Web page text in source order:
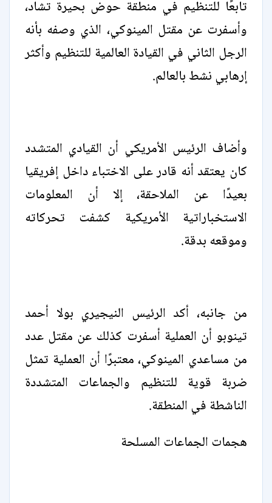
تابعًا للتنظيم في منطقة حوض بحيرة تشاد،
وأسفرت عن مقتل المينوكي، الذي وصفه بأنه
الرجل الثاني في القيادة العالمية للتنظيم وأكثر
إرهابي نشط بالعالم.
وأضاف الرئيس الأمريكي أن القيادي المتشدد
كان يعتقد أنه قادر على الاختباء داخل إفريقيا
بعيدًا عن الملاحقة، إلا أن المعلومات
الاستخباراتية الأمريكية كشفت تحركاته
وموقعه بدقة.
من جانبه، أكد الرئيس النيجيري بولا أحمد
تينوبو أن العملية أسفرت كذلك عن مقتل عدد
من مساعدي المينوكي، معتبرًا أن العملية تمثل
ضربة قوية للتنظيم والجماعات المتشددة
الناشطة في المنطقة.
هجمات الجماعات المسلحة